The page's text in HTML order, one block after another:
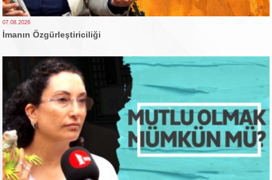
07.08.2026
İmanın Özgürleştiriciliği